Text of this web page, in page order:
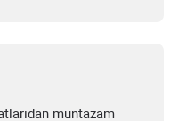
muntazam